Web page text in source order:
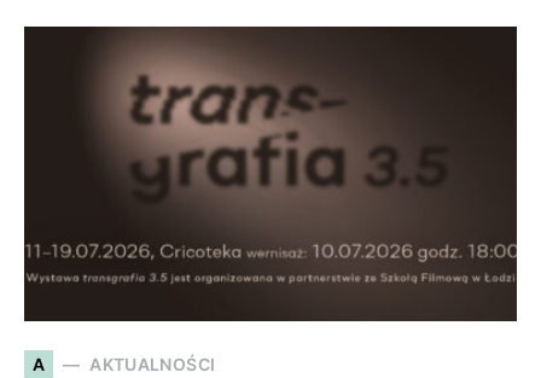
A AKTUALNOŚCI